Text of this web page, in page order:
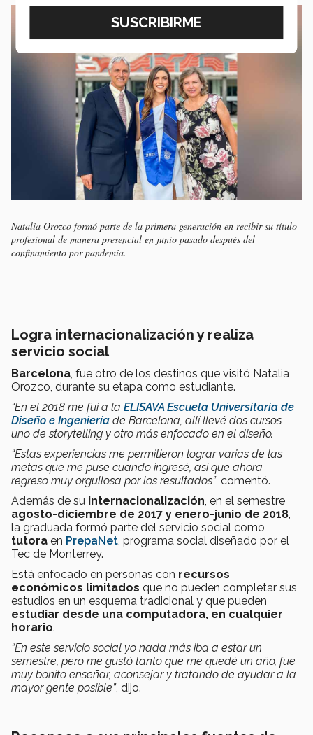
Natalia Orozco formó parte de la primera generación en recibir su título
profesional de manera presencial en junio pasado después del
confinamiento por pandemia.
Logra internacionalización y realiza
servicio social
Barcelona , fue otro de los destinos que visitó Natalia
Orozco, durante su etapa como estudiante.
“En el 2018 me fui a la ELISAVA Escuela Universitaria de
Diseño e Ingeniería de Barcelona, allí llevé dos cursos
uno de storytelling y otro más enfocado en el diseño.
“Estas experiencias me permitieron lograr varias de las
metas que me puse cuando ingresé, así que ahora
regreso muy orgullosa por los resultados”, comentó.
Además de su internacionalización , en el semestre
agosto-diciembre de 2017 y enero-junio de 2018
la graduada formó parte del servicio social como
tutora en PrepaNet , programa social diseñado por el
Tec de Monterrey.
Está enfocado en personas con recursos
económicos limitados que no pueden completar sus
estudios en un esquema tradicional y que pueden
estudiar desde una computadora, en cualquier
horario.
“En este servicio social yo nada más iba a estar un
semestre, pero me gustó tanto que me quedé un año, fue
muy bonito enseñar, aconsejar y tratando de ayudar a la
mayor gente posible”, dijo.